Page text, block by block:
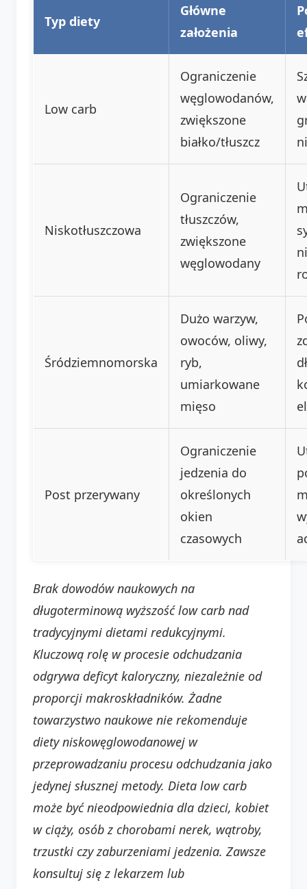
Typ diety
Główne
założenia
Low carb
Ograniczenie
węglowodanów,
zwiększone
białko/tłuszcz
Niskotłuszczowa
Ograniczenie
tłuszczów,
zwiększone
węglowodany
Śródziemnomorska
Dużo warzyw,
owoców, oliwy,
ryb,
umiarkowane
mięso
Post przerywany
Ograniczenie
jedzenia do
określonych
okien
czasowych
Brak dowodów naukowych na
długoterminową wyższość low carb nad
tradycyjnymi dietami redukcyjnymi.
Kluczową rolę w procesie odchudzania
odgrywa deficyt kaloryczny, niezależnie od
proporcji makroskładników. Żadne
towarzystwo naukowe nie rekomenduje
diety niskowęglowodanowej w
przeprowadzaniu procesu odchudzania jako
jedynej słusznej metody. Dieta low carb
może być nieodpowiednia dla dzieci, kobiet
w ciąży, osób z chorobami nerek, wątroby,
trzustki czy zaburzeniami jedzenia. Zawsze
konsultuj się z lekarzem lub